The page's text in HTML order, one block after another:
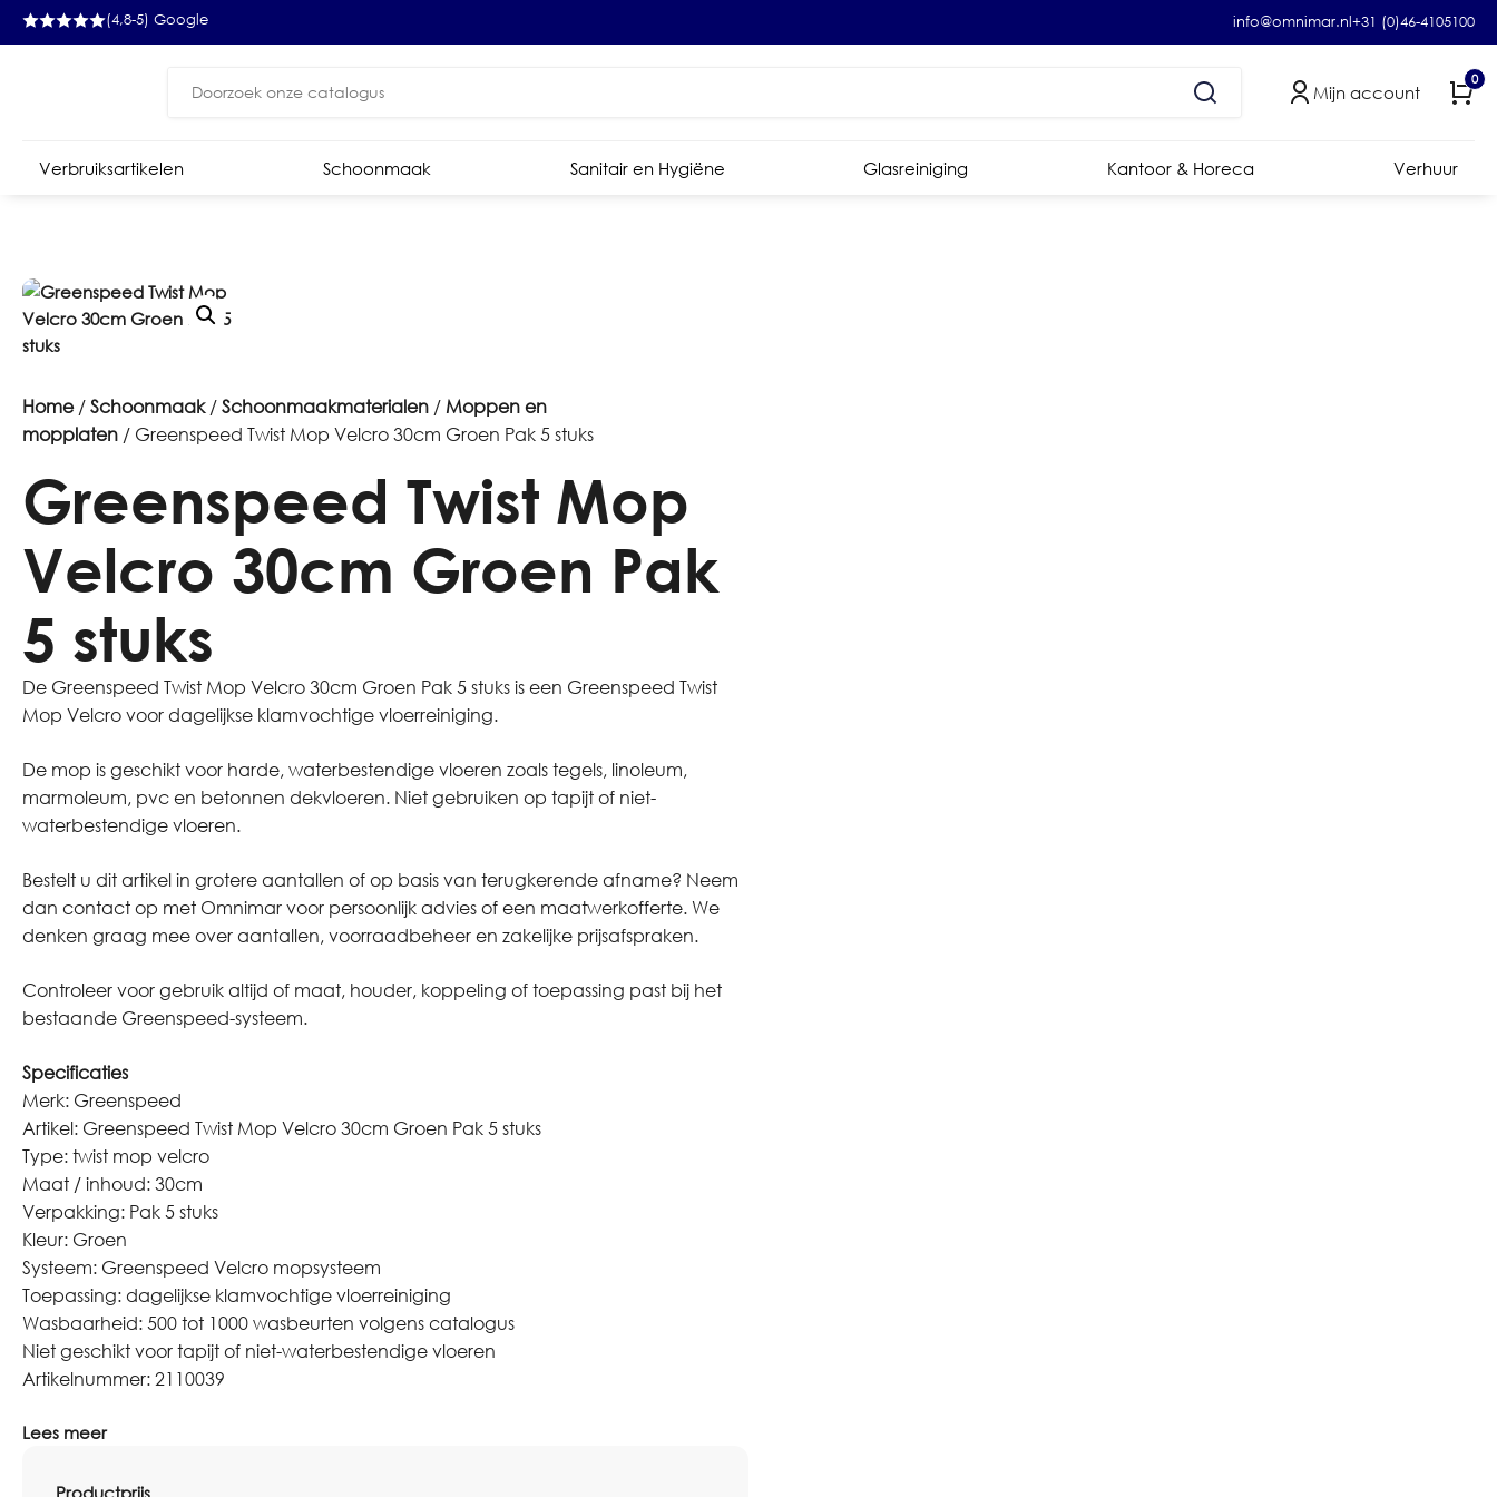
(4,8-5) Google info@omnimar.nl+31 (0)46-4105100
Zoeken
Mijn account
0
Verbruiksartikelen Schoonmaak Sanitair en Hygiëne Glasreiniging Kantoor & Horeca Verhuur
Home/Schoonmaak/Schoonmaakmaterialen / Moppen en
mopplaten / Greenspeed Twist Mop Velcro 30cm Groen Pak 5 stuks
Greenspeed Twist Mop
Velcro 30cm Groen Pak
5 stuks
De Greenspeed Twist Mop Velcro 30cm Groen Pak 5 stuks is een Greenspeed Twist
Mop Velcro voor dagelijkse klamvochtige vloerreiniging.
De mop is geschikt voor harde, waterbestendige vloeren zoals tegels, linoleum,
marmoleum, pvc en betonnen dekvloeren. Niet gebruiken op tapijt of niet-
waterbestendige vloeren.
Bestelt u dit artikel in grotere aantallen of op basis van terugkerende afname? Neem
dan contact op met Omnimar voor persoonlijk advies of een maatwerkofferte. We
denken graag mee over aantallen, voorraadbeheer en zakelijke prijsafspraken.
Controleer voor gebruik altijd of maat, houder, koppeling of toepassing past bij het
bestaande Greenspeed-systeem.
Specificaties
Merk: Greenspeed
Artikel: Greenspeed Twist Mop Velcro 30cm Groen Pak 5 stuks
Type: twist mop velcro
Maat / inhoud: 30cm
Verpakking: Pak 5 stuks
Kleur: Groen
Systeem: Greenspeed Velcro mopsysteem
Toepassing: dagelijkse klamvochtige vloerreiniging
Wasbaarheid: 500 tot 1000 wasbeurten volgens catalogus
Niet geschikt voor tapijt of niet-waterbestendige vloeren
Artikelnummer: 2110039
Lees meer
Productprijs